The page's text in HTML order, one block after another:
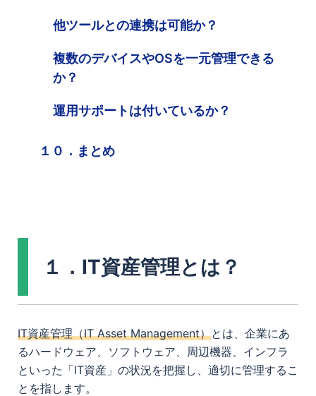
他ツールとの連携は可能か？
複数のデバイスやOSを一元管理できる
か？
運用サポートは付いているか？
１０．まとめ
１．IT資産管理とは？
IT資産管理（IT Asset Management）とは、企業にあ
るハードウェア、ソフトウェア、周辺機器、インフラ
といった「IT資産」の状況を把握し、適切に管理するこ
とを指します。